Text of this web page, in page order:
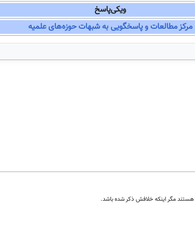
ویکی‌پاسخ
مرکز مطالعات و پاسخگویی به شبهات حوزه‌های علمیه
هستند مگر اینکه خلافش ذکر شده باشد.